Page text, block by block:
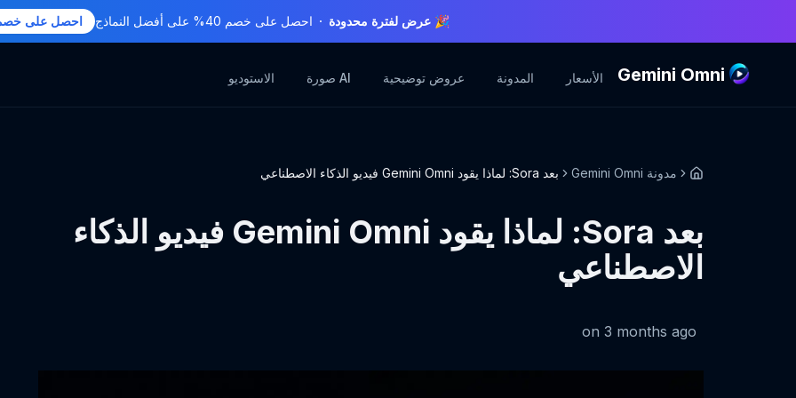
🎉 عرض لفترة محدودة احصل على خصم 40% على أفضل النماذج احصل على خصم
Gemini Omni الاستوديو صورة AI عروض توضيحية المدونة الأسعار
مدونة Gemini Omni بعد Sora: لماذا يقود Gemini Omni فيديو الذكاء الاصطناعي
بعد Sora: لماذا يقود Gemini Omni فيديو الذكاء
الاصطناعي
on 3 months ago